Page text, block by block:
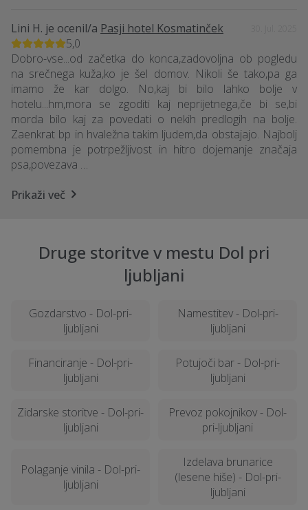
Lini H. je ocenil/a Pasji hotel Kosmatinček
5,0
Dobro-vse...od začetka do konca,zadovoljna ob pogledu
na srečnega kuža,ko je šel domov. Nikoli še tako,pa ga
imamo že kar dolgo. No,kaj bi bilo lahko bolje v
hotelu...hm,mora se zgoditi kaj neprijetnega,če bi se,bi
morda bilo kaj za povedati o nekih predlogih na bolje.
Zaenkrat bp in hvaležna takim ljudem,da obstajajo. Najbolj
pomembna je potrpežljivost in hitro dojemanje značaja
psa,povezava …
Prikaži več
Druge storitve v mestu Dol pri
ljubljani
Gozdarstvo - Dol-pri-
ljubljani
Namestitev - Dol-pri-
ljubljani
Financiranje - Dol-pri-
ljubljani
Potujoči bar - Dol-pri-
ljubljani
Zidarske storitve - Dol-pri-
ljubljani
Prevoz pokojnikov - Dol-
pri-ljubljani
Polaganje vinila - Dol-pri-
ljubljani
Izdelava brunarice
(lesene hiše) - Dol-pri-
ljubljani